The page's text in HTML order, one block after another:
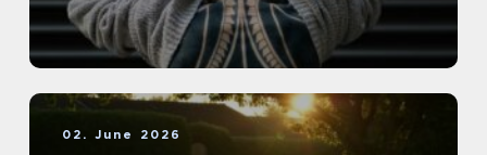
02. June 2026